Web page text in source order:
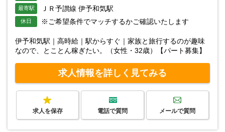
最寄駅 ＪＲ予讃線 伊予和気駅
休日 ※ご希望条件でマッチするかご確認いたします
伊予和気駅｜高時給｜駅からすぐ｜家族と旅行するのが趣味
なので、とことん稼ぎたい。（女性・32歳）【パート募集】
求人情報を詳しく見てみる
求人を保存 電話で質問 メールで質問